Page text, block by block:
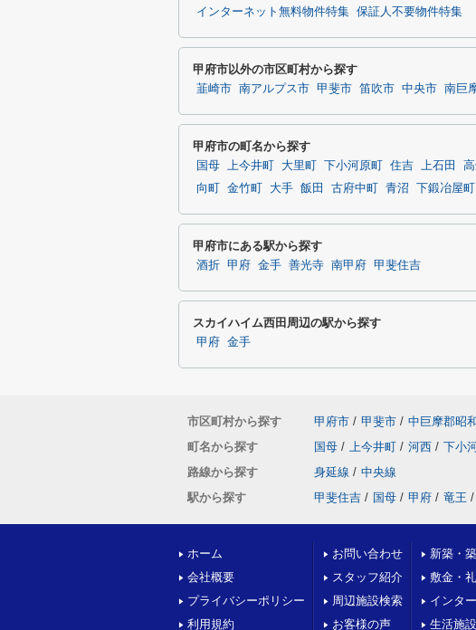
インターネット無料物件特集 保証人不要物件特集
甲府市以外の市区町村から探す
韮崎市 南アルプス市 甲斐市 笛吹市 中央市 南巨
甲府市の町名から探す
国母 上今井町 大里町 下小河原町 住吉 上石田
向町
金竹町 大手 飯田 古府中町 青沼 下鍛冶屋町
甲府市にある駅から探す
酒折 甲府 金手 善光寺 南甲府 甲斐住吉
スカイハイム西田周辺の駅から探す
甲府 金手
市区町村から探す 甲府市 / 甲斐市 / 中巨摩郡昭
町名から探す
国母 / 上今井町 / 河西 / 下小
路線から探す
身延線 / 中央線
駅から探す
甲斐住吉 / 国母 / 甲府 / 竜王 /
ホーム
会社概要
プライバシーポリシー
利用規約
お問い合わせ
スタッフ紹介
周辺施設検索
お客様の声
新築・
敷金・
インタ
生活施